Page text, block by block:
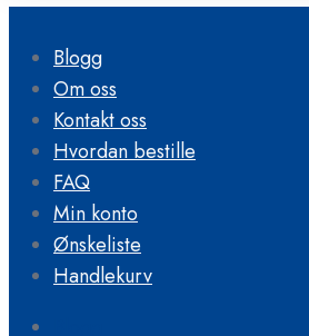
Blogg
Om oss
Kontakt oss
Hvordan bestille
FAQ
Min konto
Ønskeliste
Handlekurv